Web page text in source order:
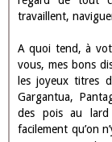
leur était
l’aspect extérieur,
regard d’un
les vêtements
avec les femmes,
riant, trinquant
cachant son
auriez trouvé